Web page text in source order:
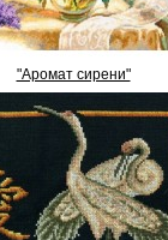
"Аромат сирени"